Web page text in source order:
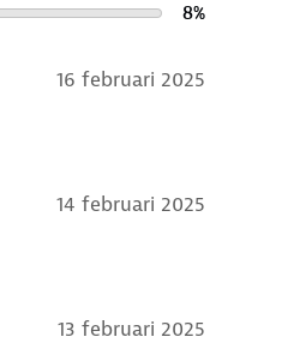
8%
16 februari 2025
14 februari 2025
13 februari 2025